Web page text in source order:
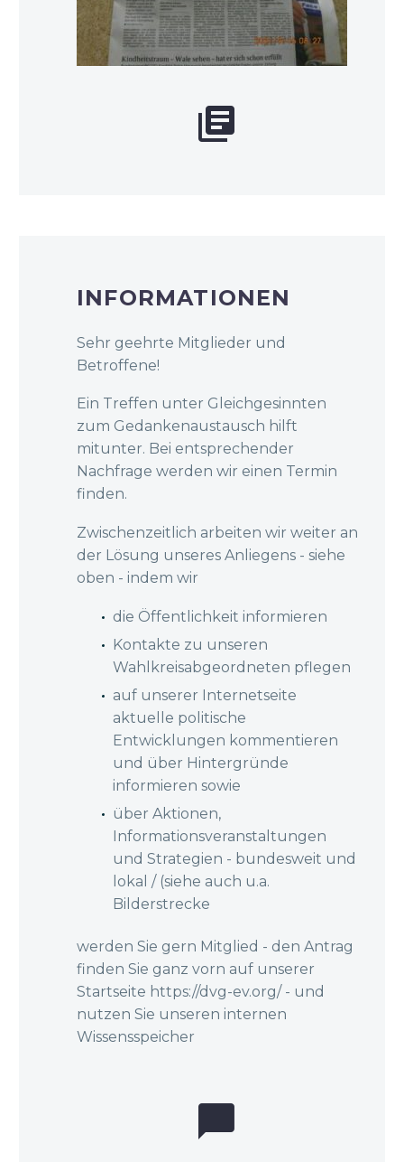


INFORMATIONEN
Sehr geehrte Mitglieder und
Betroffene!
Ein Treffen unter Gleichgesinnten
zum Gedankenaustausch hilft
mitunter. Bei entsprechender
Nachfrage werden wir einen Termin
finden.
Zwischenzeitlich arbeiten wir weiter an
der Lösung unseres Anliegens - siehe
oben - indem wir
die Öffentlichkeit informieren
Kontakte zu unseren
Wahlkreisabgeordneten pflegen
auf unserer Internetseite
aktuelle politische
Entwicklungen kommentieren
und über Hintergründe
informieren sowie
über Aktionen,
Informationsveranstaltungen
und Strategien - bundesweit und
lokal / (siehe auch u.a.
Bilderstrecke
werden Sie gern Mitglied - den Antrag
finden Sie ganz vorn auf unserer
Startseite https://dvg-ev.org/ - und
nutzen Sie unseren internen
Wissensspeicher

